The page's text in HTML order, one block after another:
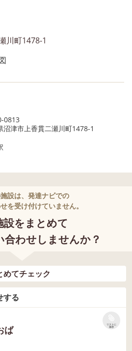
川町1478-1
0813
沼津市上香貫二瀬川町1478-1
設は、発達ナビでの
を受け付けていません。
設をまとめて
合わせしませんか？
めてチェック
する
ば
リストに
保存